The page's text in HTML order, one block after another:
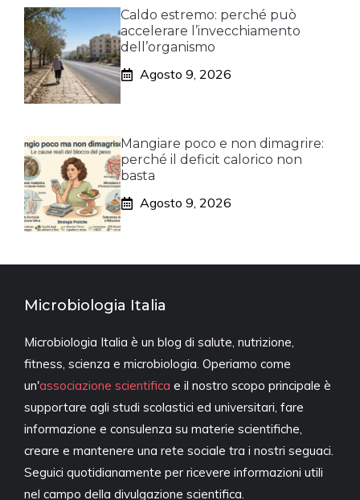
Caldo estremo: perché può
accelerare l’invecchiamento
dell’organismo
Agosto 9, 2026
Mangiare poco e non dimagrire:
perché il deficit calorico non
basta
Agosto 9, 2026
Microbiologia Italia
Microbiologia Italia è un blog di salute, nutrizione,
fitness, scienza e microbiologia. Operiamo come
un'associazione scientifica e il nostro scopo principale è
supportare agli studi scolastici ed universitari, fare
informazione e consulenza su materie scientifiche,
creare e mantenere una rete sociale tra i nostri seguaci.
Seguici quotidianamente per ricevere informazioni utili
nel campo della divulgazione scientifica.